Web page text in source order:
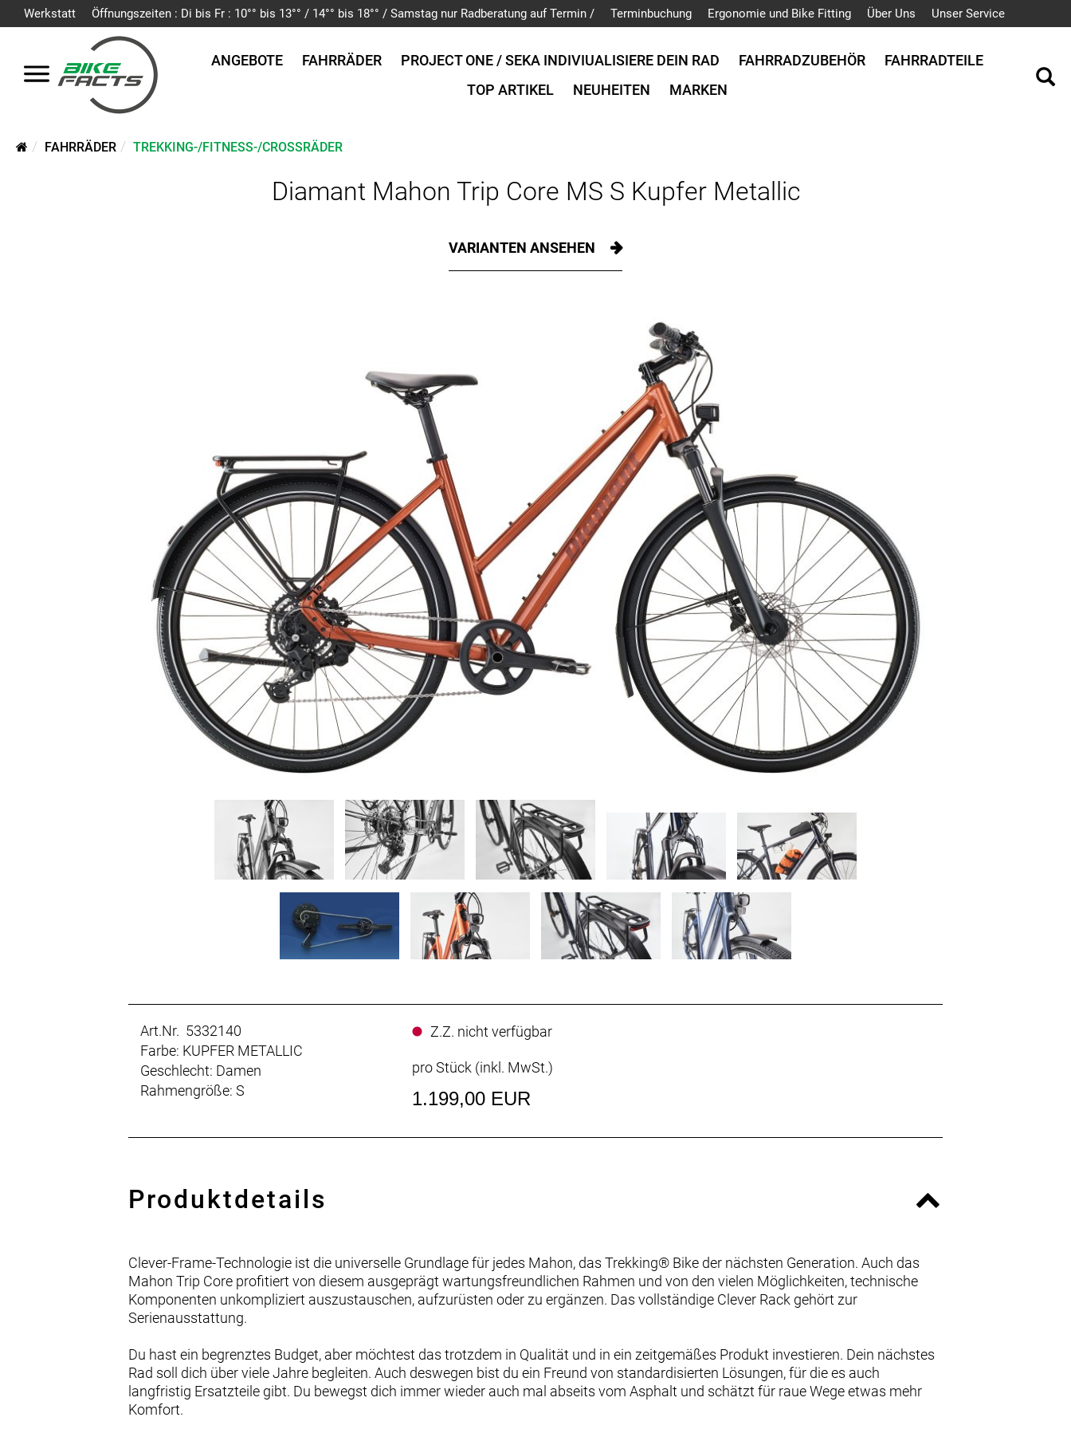
Werkstatt Öffnungszeiten : Di bis Fr : 10°° bis 13°° / 14°° bis 18°° / Samstag nur Radberatung auf Termin / Terminbuchung Ergonomie und Bike Fitting Über Uns Unser Service
ANGEBOTE FAHRRÄDER PROJECT ONE / SEKA INDIVIUALISIERE DEIN RAD FAHRRADZUBEHÖR
FAHRRADTEILE
TOP ARTIKEL
NEUHEITEN MARKEN
FAHRRÄDER TREKKING-/FITNESS-/CROSSRÄDER
Diamant Mahon Trip Core MS S Kupfer Metallic
VARIANTEN ANSEHEN
Art.Nr. 5332140
Farbe: KUPFER METALLIC
Geschlecht: Damen
Rahmengröße: S
Z.Z. nicht verfügbar
pro Stück (inkl. MwSt.)
1.199,00 EUR
Produktdetails
Clever-Frame-Technologie ist die universelle Grundlage für jedes Mahon, das Trekking® Bike der nächsten Generation. Auch das
Mahon Trip Core profitiert von diesem ausgeprägt wartungsfreundlichen Rahmen und von den vielen Möglichkeiten, technische
Komponenten unkompliziert auszustauschen, aufzurüsten oder zu ergänzen. Das vollständige Clever Rack gehört zur
Serienausstattung.
Du hast ein begrenztes Budget, aber möchtest das trotzdem in Qualität und in ein zeitgemäßes Produkt investieren. Dein nächstes
Rad soll dich über viele Jahre begleiten. Auch deswegen bist du ein Freund von standardisierten Lösungen, für die es auch
langfristig Ersatzteile gibt. Du bewegst dich immer wieder auch mal abseits vom Asphalt und schätzt für raue Wege etwas mehr
Komfort.